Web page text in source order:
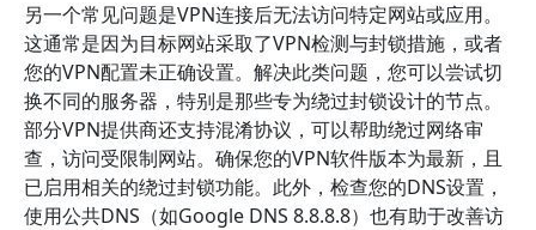
另一个常见问题是VPN连接后无法访问特定网站或应用。
这通常是因为目标网站采取了VPN检测与封锁措施，或者
您的VPN配置未正确设置。解决此类问题，您可以尝试切
换不同的服务器，特别是那些专为绕过封锁设计的节点。
部分VPN提供商还支持混淆协议，可以帮助绕过网络审
查，访问受限制网站。确保您的VPN软件版本为最新，且
已启用相关的绕过封锁功能。此外，检查您的DNS设置，
使用公共DNS（如Google DNS 8.8.8.8）也有助于改善访